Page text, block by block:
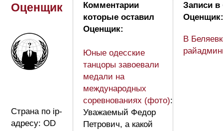
Оценщик
Страна по ip-
адресу: OD
Комментарии
которые оставил
Оценщик:
Юные одесские
танцоры завоевали
медали на
международных
соревнованиях (фото):
Уважаемый Федор
Петрович, а какой
Записи в
Оценщик:
В